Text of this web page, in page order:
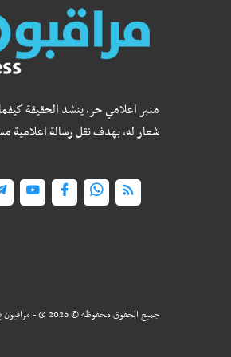
منبر اعلامي حر، ينشد الحقيقة
شعار له، بهدف نقل رسالة اعلامية
جميع الحقوق محفوظة ©2026
@ -